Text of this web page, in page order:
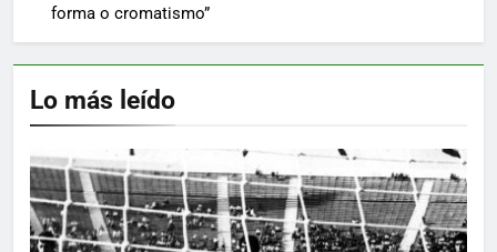
forma o cromatismo”
Lo más leído